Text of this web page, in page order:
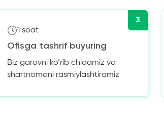
3
1 soat
Ofisga tashrif buyuring
Biz garovni ko’rib chiqamiz va
shartnomani rasmiylashtiramiz